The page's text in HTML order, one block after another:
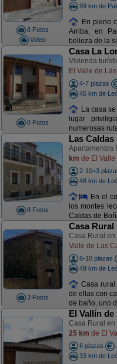
8 Fotos
Video
99 km de
En pleno
Arriba, en
belleza de la
8 Fotos
Casa La
Vivienda
El Valle de
4-7 plazas
45 km de
La casa
lugar
numerosas
8 Fotos
Las Caldas
Apartamentos
km de El
2-10+3
48 km de
En el
los montes
Caldas de
3 Fotos
Casa Rural
Casa Rural en
Valle de Las
6-10 plazas
49 km de
Casa
de ellas con
de baño, uno
El Vallín de
Casa Rural en
25 km de El
6 plazas
33 km de